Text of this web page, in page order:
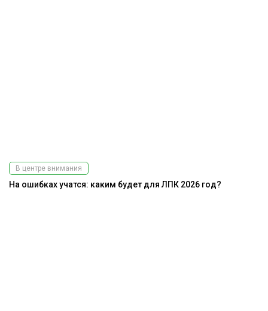
В центре внимания
На ошибках учатся: каким будет для ЛПК 2026 год?